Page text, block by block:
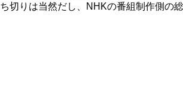
ち切りは当然だし、NHKの番組制作側の総